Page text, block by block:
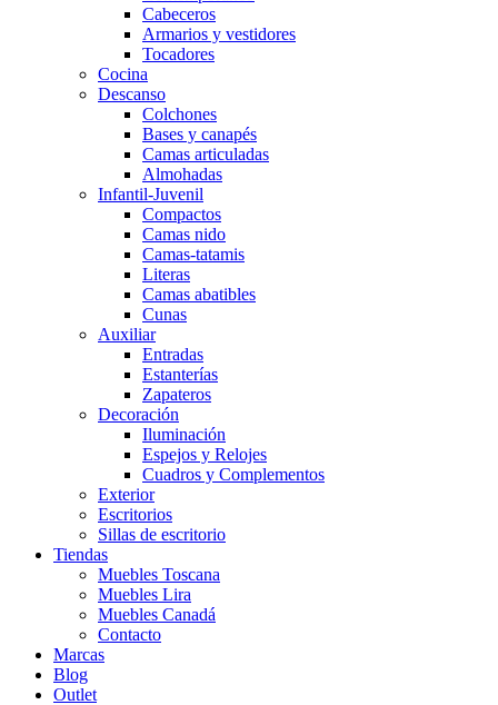
Cabeceros
Armarios y vestidores
Tocadores
Cocina
Descanso
Colchones
Bases y canapés
Camas articuladas
Almohadas
Infantil-Juvenil
Compactos
Camas nido
Camas-tatamis
Literas
Camas abatibles
Cunas
Auxiliar
Entradas
Estanterías
Zapateros
Decoración
Iluminación
Espejos y Relojes
Cuadros y Complementos
Exterior
Escritorios
Sillas de escritorio
Tiendas
Muebles Toscana
Muebles Lira
Muebles Canadá
Contacto
Marcas
Blog
Outlet